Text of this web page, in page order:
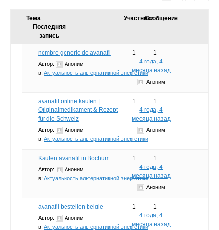
Тема УчастникиСообщения
Последняя
запись
nombre generic de avanafil
Автор:
Аноним
в: Актуальность альтернативной энергетики
1
1
4 года, 4
месяца назад
Аноним
avanafil online kaufen |
Originalmedikament & Rezept
für die Schweiz
Автор:
Аноним
в: Актуальность альтернативной энергетики
1
1
4 года, 4
месяца назад
Аноним
Kaufen avanafil in Bochum
Автор:
Аноним
в: Актуальность альтернативной энергетики
1
1
4 года, 4
месяца назад
Аноним
avanafil bestellen belgie
Автор:
Аноним
в: Актуальность альтернативной энергетики
1
1
4 года, 4
месяца назад